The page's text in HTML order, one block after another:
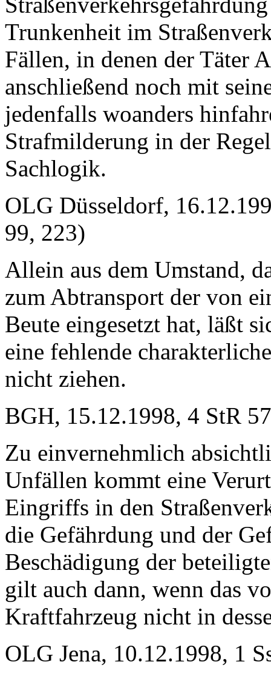
Trunkenheit im
Fällen, in denen der Täter
anschließend noch mit
jedenfalls woanders
Strafmilderung in der
Sachlogik.
OLG Düsseldorf,
99, 223)
Allein aus dem Umstand,
zum Abtransport der von
Beute eingesetzt hat, läßt
eine fehlende
nicht ziehen.
BGH, 15.12.1998, 4 StR
Zu einvernehmlich
Unfällen kommt eine
Eingriffs in den
die Gefährdung und der
Beschädigung der
gilt auch dann, wenn das
Kraftfahrzeug nicht in
OLG Jena, 10.12.1998, 1